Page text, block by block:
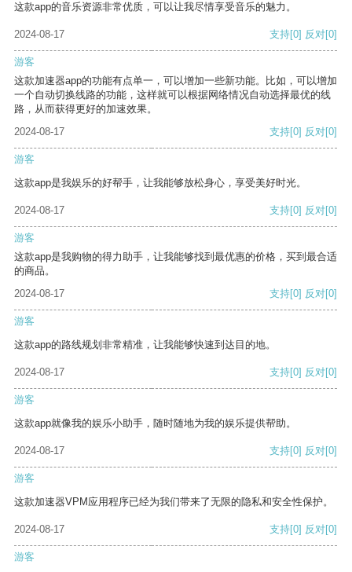
这款app的音乐资源非常优质，可以让我尽情享受音乐的魅力。
2024-08-17 支持[0] 反对[0]
游客
这款加速器app的功能有点单一，可以增加一些新功能。比如，可以增加
一个自动切换线路的功能，这样就可以根据网络情况自动选择最优的线
路，从而获得更好的加速效果。
2024-08-17
支持[0] 反对[0]
游客
这款app是我娱乐的好帮手，让我能够放松身心，享受美好时光。
2024-08-17 支持[0] 反对[0]
游客
这款app是我购物的得力助手，让我能够找到最优惠的价格，买到最合适
的商品。
2024-08-17
支持[0] 反对[0]
游客
这款app的路线规划非常精准，让我能够快速到达目的地。
2024-08-17 支持[0] 反对[0]
游客
这款app就像我的娱乐小助手，随时随地为我的娱乐提供帮助。
2024-08-17 支持[0] 反对[0]
游客
这款加速器VPM应用程序已经为我们带来了无限的隐私和安全性保护。
2024-08-17 支持[0] 反对[0]
游客